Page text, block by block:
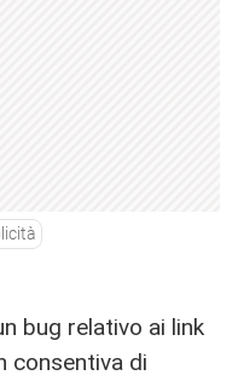
bug relativo ai link
consentiva di